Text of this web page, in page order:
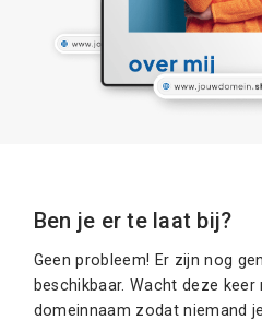
Ben je er te laat bij?
Geen probleem! Er zijn nog
beschikbaar. Wacht deze
domeinnaam zodat niemand